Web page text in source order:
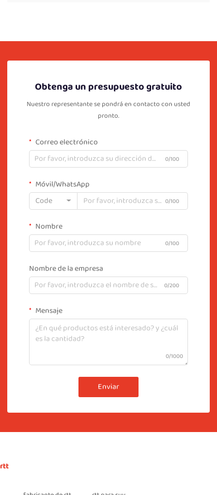
Obtenga un presupuesto gratuito
Nuestro representante se pondrá en contacto con usted
pronto.
Correo electrónico
0/100
Móvil/WhatsApp
Code
0/100
Nombre
0/100
Nombre de la empresa
0/200
Mensaje
0/1000
Enviar
rtt